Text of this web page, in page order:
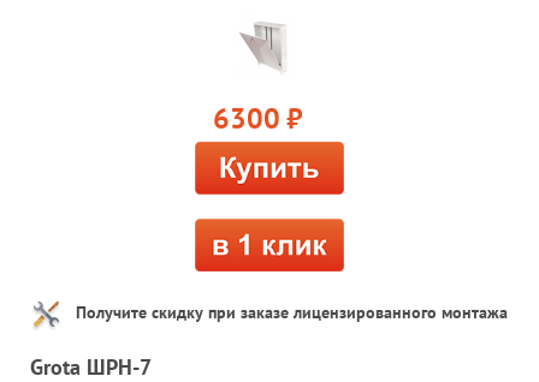
6300 руб.
Получите скидку при заказе лицензированного монтажа
Grota ШРН-7